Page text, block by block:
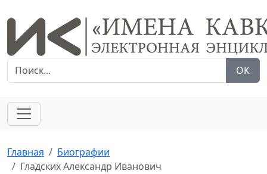
ОК
Главная
Биографии
Гладских Александр Иванович